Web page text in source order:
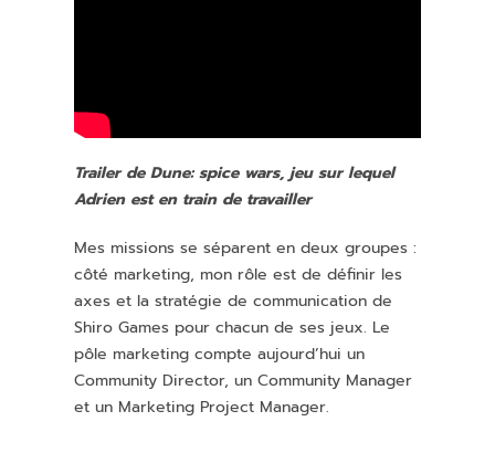
Trailer de Dune: spice wars, jeu sur lequel
Adrien est en train de travailler
Mes missions se séparent en deux groupes :
côté marketing, mon rôle est de définir les
axes et la stratégie de communication de
Shiro Games pour chacun de ses jeux. Le
pôle marketing compte aujourd’hui un
Community Director, un Community Manager
et un Marketing Project Manager.